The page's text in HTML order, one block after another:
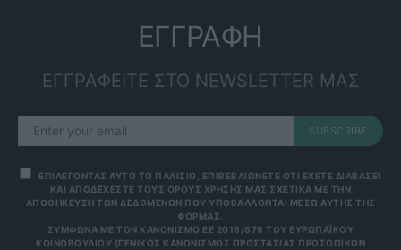
ΕΓΓΡΑΦΗ
ΕΓΓΡΑΦΕΙΤΕ ΣΤΟ NEWSLETTER ΜΑΣ
SUBSCRIBE
ΕΠΙΛΕΓΟΝΤΑΣ ΑΥΤΟ ΤΟ ΠΛΑΙΣΙΟ, ΕΠΙΒΕΒΑΙΩΝΕΤΕ ΟΤΙ ΕΧΕΤΕ ΔΙΑΒΑΣΕΙ
ΚΑΙ ΑΠΟΔΕΧΕΣΤΕ ΤΟΥΣ ΟΡΟΥΣ ΧΡΗΣΗΣ ΜΑΣ ΣΧΕΤΙΚΑ ΜΕ ΤΗΝ
ΑΠΟΘΗΚΕΥΣΗ ΤΩΝ ΔΕΔΟΜΕΝΩΝ ΠΟΥ ΥΠΟΒΑΛΛΟΝΤΑΙ ΜΕΣΩ ΑΥΤΗΣ ΤΗΣ
ΦΟΡΜΑΣ.
ΣΎΜΦΩΝΑ ΜΕ ΤΟΝ ΚΑΝΟΝΙΣΜΌ ΕΕ 2016/679 ΤΟΥ ΕΥΡΩΠΑΪΚΟΎ
ΚΟΙΝΟΒΟΥΛΊΟΥ {ΓΕΝΙΚΌΣ ΚΑΝΟΝΙΣΜΌΣ ΠΡΟΣΤΑΣΊΑΣ ΠΡΟΣΩΠΙΚΏΝ